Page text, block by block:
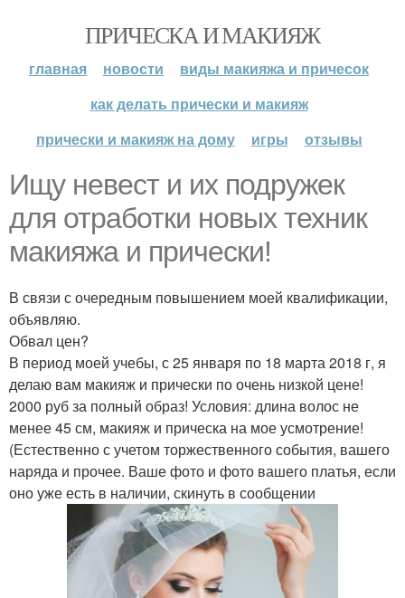
ПРИЧЕСКА И МАКИЯЖ
главная новости
виды макияжа и причесок
как делать прически и макияж
прически и макияж на дому
игры отзывы
Ищу невест и их подружек
для отработки новых техник
макияжа и прически!
В связи с очередным повышением моей квалификации,
объявляю.
Обвал цен?
В период моей учебы, с 25 января по 18 марта 2018 г, я
делаю вам макияж и прически по очень низкой цене!
2000 руб за полный образ! Условия: длина волос не
менее 45 см, макияж и прическа на мое усмотрение!
(Естественно с учетом торжественного события, вашего
наряда и прочее. Ваше фото и фото вашего платья, если
оно уже есть в наличии, скинуть в сообщении